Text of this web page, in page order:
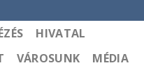
HIVATAL
VÁROSUNK
MÉDIA